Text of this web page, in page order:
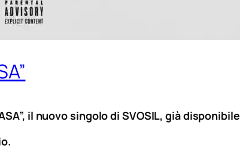
il nuovo singolo di SVOSIL, già disponibile